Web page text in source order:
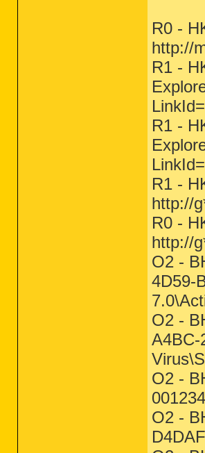
R0 -
http://
R1 -
R1 -
R1 -
http://
R0 -
http://
O2 -
4D59-
O2 -
A4BC-
O2 -
O2 -